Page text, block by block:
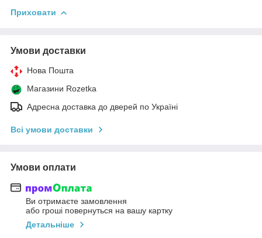
Приховати
Умови доставки
Нова Пошта
Магазини Rozetka
Адресна доставка до дверей по Україні
Всі умови доставки
Умови оплати
Ви отримаєте замовлення
або гроші повернуться на вашу картку
Детальніше